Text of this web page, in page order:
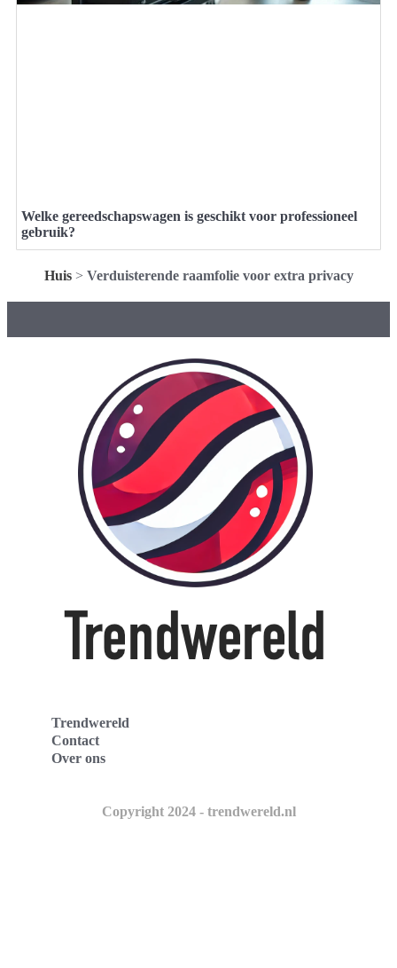
Welke gereedschapswagen is geschikt voor professioneel
gebruik?
Huis> Verduisterende raamfolie voor extra privacy
Trendwereld
Contact
Over ons
Copyright 2024 - trendwereld.nl